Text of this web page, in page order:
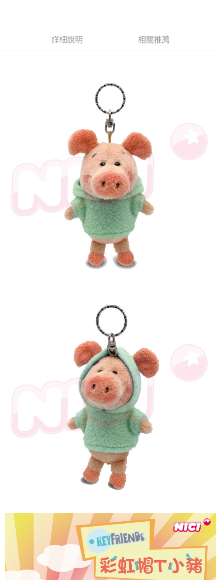
３．安心：先確認商品／服務後，再付款。
３．收到繳費通知簡訊後14天內，點擊此簡訊中的連結，可透過四大超商／
ATM／網路銀行／等多元方式進行付款，方視為交易完成。
※ 請注意：結帳手續完成當下不需立刻繳費，但若您需要取消訂單，請聯絡
購買商品的店家。未經商家同意取消之訂單仍視為有效，需透過AFTEE先享
※ 交易是否成功請以「AFTEE先享後付 」之結帳頁面顯示為準，若有關於
是否繳費成功／繳費後需取消欲退款等相關疑問，請聯繫「AFTEE先享後付
https://netprotections.freshdesk.com/support/home
【注意事項】
１．透過由恩沛科技股份有限公司提供之「AFTEE先享後付」服務完成之交
易，需依本服務之必要範圍內提供個人資料，並將交易相關給付款項請求債
權轉讓予恩沛科技股份有限公司。
２．關於個人資料處理事宜，請瀏覽以下網址：
https://aftee.tw/terms/#terms3
３．未成年的使用者請事先徵得法定代理人或監護人之同意方可使用
「AFTEE先享後付」，若未經同意申辦者引起之損失，本公司不負相關責
４．使用「AFTEE先享後付」時，將依據個別帳號之用戶狀況，依本公司即
時審查核予不同之上限額度；若仍有額度不足之情形，本公司將視審查結果
每筆NT$100，滿NT$490(含以上)免運費
每筆NT$100，滿NT$990(含以上)免運費
查看運費
詳細說明 相關推薦